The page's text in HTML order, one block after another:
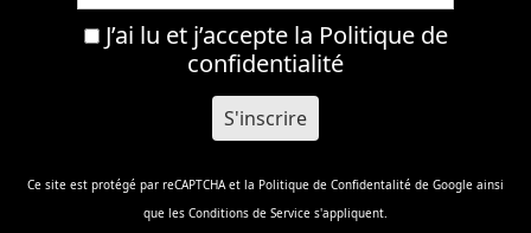
J’ai lu et j’accepte la Politique de
confidentialité
Ce site est protégé par reCAPTCHA et la Politique de Confidentalité de Google ainsi
que les Conditions de Service s'appliquent.